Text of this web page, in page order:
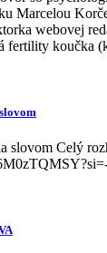
Marcelou
webovej
fertility koučka
slovom Celý